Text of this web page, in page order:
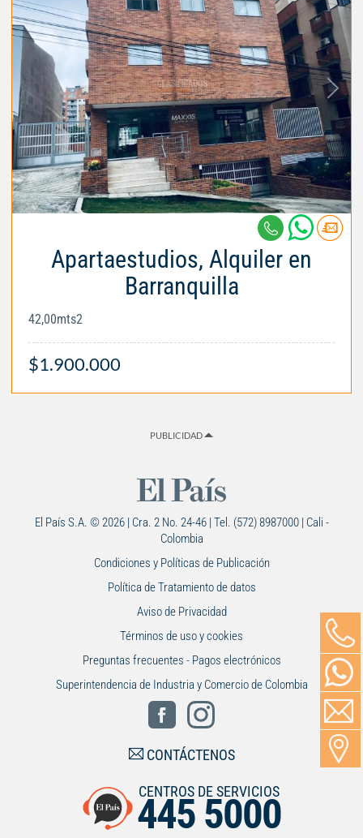
Apartaestudios, Alquiler en
Barranquilla
42,00mts2
$1.900.000
PUBLICIDAD
El País S.A. © 2026 | Cra. 2 No. 24-46 | Tel. (572) 8987000 | Cali -
Colombia
Condiciones y Políticas de Publicación
Política de Tratamiento de datos
Aviso de Privacidad
Términos de uso y cookies
Preguntas frecuentes - Pagos electrónicos
Superintendencia de Industria y Comercio de Colombia
CONTÁCTENOS
CENTROS DE SERVICIOS
445 5000